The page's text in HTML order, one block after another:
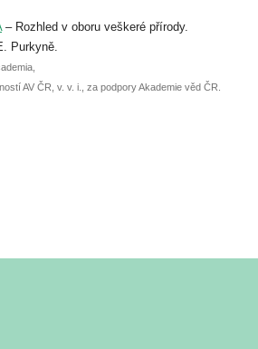
přednášky nebo
– Rozhled v oboru veškeré přírody.
Purkyně.
AV ČR, v. v. i., za podpory Akademie věd ČR.